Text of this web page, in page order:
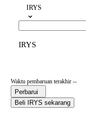
IRYS
IRYS
Waktu pembaruan terakhir --
Perbarui
Beli IRYS sekarang